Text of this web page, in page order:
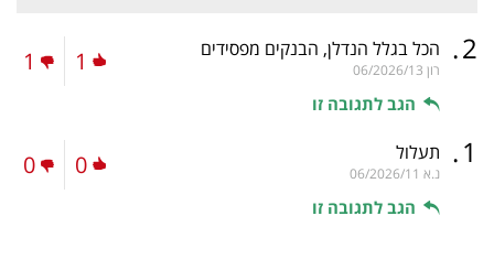
2
. הכל בגלל הנדלן, הבנקים מפסידים
רון 06/2026/13
הגב לתגובה זו
1
1
1
. תעלול
נ.א 06/2026/11
הגב לתגובה זו
0
0